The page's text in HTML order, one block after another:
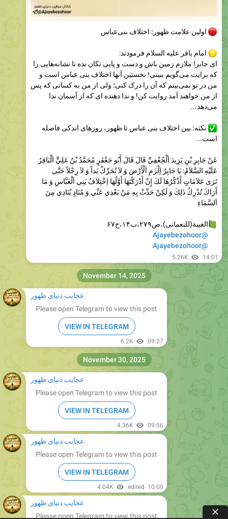
Please open Telegram to view this post
5.25K 11:27
Please open Telegram to view this post
VIEW IN TELEGRAM
5.87K 11:36
Please open Telegram to view this post
6.46K 15:19
عجایب دنیای ظهور
VIEW IN TELEGRAM
13:35
December 24, 2025
عجایب دنیای ظهور
Please open Telegram to view this post
VIEW IN TELEGRAM
4.4K 13:37
عجایب دنیای ظهور
Please open Telegram to view this post
VIEW IN TELEGRAM
3.81K 12:07
December 30, 2025
عجایب دنیای ظهور
Please open Telegram to view this post
VIEW IN TELEGRAM
4.01K edited15:30
عجایب دنیای ظهور
Please open Telegram to view this post
VIEW IN TELEGRAM
3.98K 17:26